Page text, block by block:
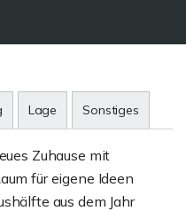
Lage Sonstiges
Zuhause mit
für eigene Ideen
aus dem Jahr